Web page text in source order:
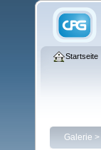
Startseite
Galerie >